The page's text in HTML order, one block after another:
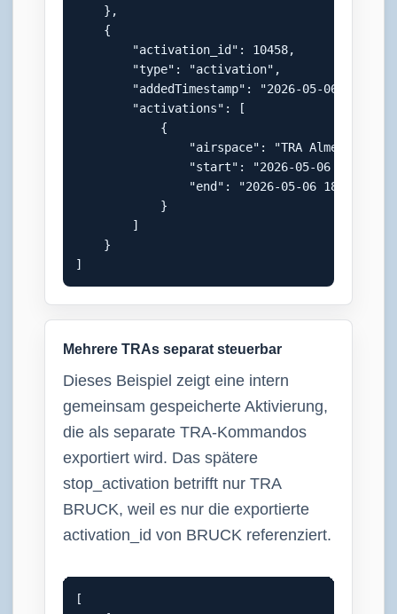
    },
    {
        "activation_id": 10458,
        "type": "activation",
"addedTimestamp": "2026-05-06
        "activations": [
            {
                "airspace": "TRA Almenland",
"start": "2026-05-06
                "end": "2026-05-06 18:49:34"
            }
        ]
    }
]
Mehrere TRAs separat steuerbar
Dieses Beispiel zeigt eine intern
gemeinsam gespeicherte Aktivierung,
die als separate TRA-Kommandos
exportiert wird. Das spätere
stop_activation betrifft nur TRA
BRUCK, weil es nur die exportierte
activation_id von BRUCK referenziert.
[